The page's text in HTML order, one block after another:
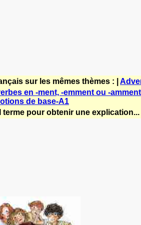
sur les mêmes thèmes : |
en -ment, -emment ou -amment
de base-A1
pour obtenir une explication...